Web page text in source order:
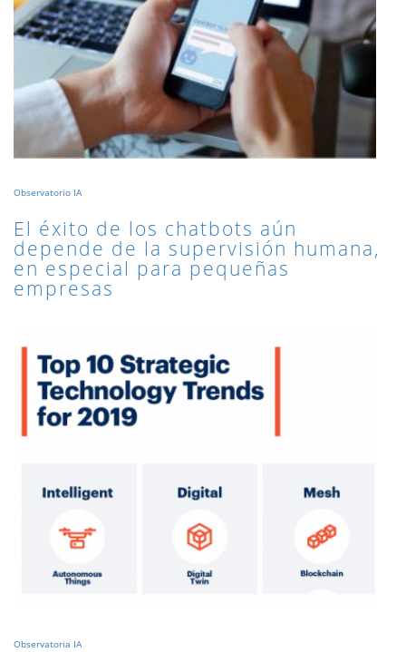
Observatorio IA
El éxito de los chatbots aún
depende de la supervisión humana,
en especial para pequeñas
empresas
Observatoria IA